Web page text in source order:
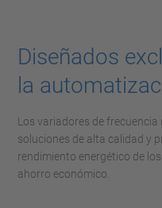
Diseñados
la
Los variadores de frecuencia
soluciones de alta calidad y
rendimiento energético de
ahorro económico.